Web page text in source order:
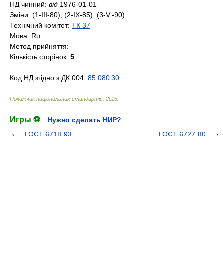
НД чинний: від 1976-01-01
Зміни: (1-III-80); (2-IX-85); (3-VI-90)
Технічний комітет: ТК 37
Мова: Ru
Метод прийняття:
Кількість сторінок: 5
—————
Код НД згідно з ДК 004: 85.080.30
Покажчик національних стандартів 2015
Игры ⚽
Нужно сделать НИР?
ГОСТ 6718-93
ГОСТ 6727-80